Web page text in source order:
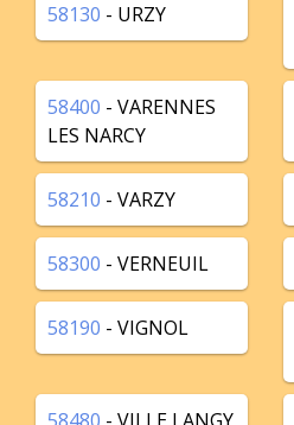
58130 - URZY
58400 - VARENNES
LES NARCY
58210 - VARZY
58300 - VERNEUIL
58190 - VIGNOL